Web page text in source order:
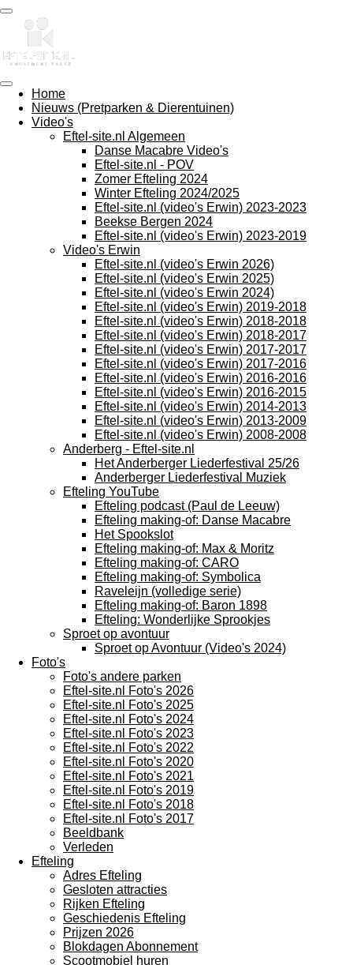
Ga
direct
de
Home
Nieuws (Pretparken & Dierentuinen)
Video's
Eftel-site.nl Algemeen
Danse Macabre Video's
Eftel-site.nl - POV
Zomer Efteling 2024
Winter Efteling 2024/2025
Eftel-site.nl (video's Erwin) 2023-2023
Beekse Bergen 2024
Eftel-site.nl (video's Erwin) 2023-2019
Video's Erwin
Eftel-site.nl (video's Erwin 2026)
Eftel-site.nl (video's Erwin 2025)
Eftel-site.nl (video's Erwin 2024)
Eftel-site.nl (video's Erwin) 2019-2018
Eftel-site.nl (video's Erwin) 2018-2018
Eftel-site.nl (video's Erwin) 2018-2017
Eftel-site.nl (video's Erwin) 2017-2017
Eftel-site.nl (video's Erwin) 2017-2016
Eftel-site.nl (video's Erwin) 2016-2016
Eftel-site.nl (video's Erwin) 2016-2015
Eftel-site.nl (video's Erwin) 2014-2013
Eftel-site.nl (video's Erwin) 2013-2009
Eftel-site.nl (video's Erwin) 2008-2008
Anderberg - Eftel-site.nl
Het Anderberger Liederfestival 25/26
Anderberger Liederfestival Muziek
Efteling YouTube
Efteling podcast (Paul de Leeuw)
Efteling making-of: Danse Macabre
Het Spookslot
Efteling making-of: Max & Moritz
Efteling making-of: CARO
Efteling making-of: Symbolica
Raveleijn (volledige serie)
Efteling making-of: Baron 1898
Efteling: Wonderlijke Sprookjes
Sproet op avontuur
Sproet op Avontuur (Video's 2024)
Foto's
Foto's andere parken
Eftel-site.nl Foto's 2026
Eftel-site.nl Foto's 2025
Eftel-site.nl Foto's 2024
Eftel-site.nl Foto's 2023
Eftel-site.nl Foto's 2022
Eftel-site.nl Foto's 2020
Eftel-site.nl Foto's 2021
Eftel-site.nl Foto's 2019
Eftel-site.nl Foto's 2018
Eftel-site.nl Foto's 2017
Beeldbank
Verleden
Efteling
Adres Efteling
Gesloten attracties
Rijken Efteling
Geschiedenis Efteling
Prijzen 2026
Blokdagen Abonnement
Scootmobiel huren